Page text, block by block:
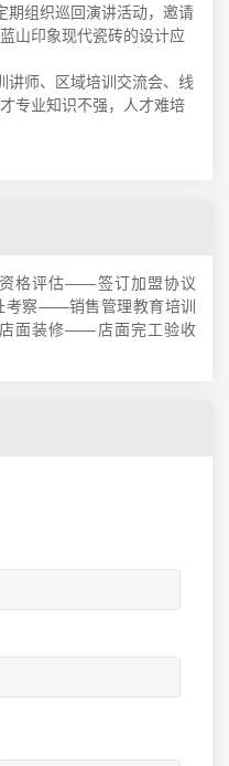
期组织巡回演讲活动，邀请
山印象现代瓷砖的设计应
讲师、区域培训交流会、线
专业知识不强，人才难培
格评估——签订加盟协议
察——销售管理教育培训
面装修——店面完工验收